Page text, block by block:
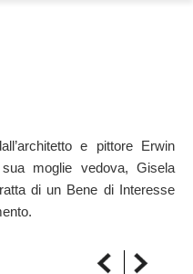
e pittore Erwin
moglie vedova, Gisela
di un Bene di Interesse